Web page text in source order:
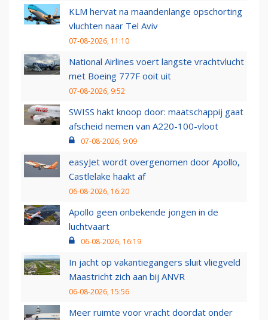
KLM hervat na maandenlange opschorting
vluchten naar Tel Aviv
07-08-2026, 11:10
National Airlines voert langste vrachtvlucht
met Boeing 777F ooit uit
07-08-2026, 9:52
SWISS hakt knoop door: maatschappij gaat
afscheid nemen van A220-100-vloot
07-08-2026, 9:09
easyJet wordt overgenomen door Apollo,
Castlelake haakt af
06-08-2026, 16:20
Apollo geen onbekende jongen in de
luchtvaart
06-08-2026, 16:19
In jacht op vakantiegangers sluit vliegveld
Maastricht zich aan bij ANVR
06-08-2026, 15:56
Meer ruimte voor vracht doordat onder